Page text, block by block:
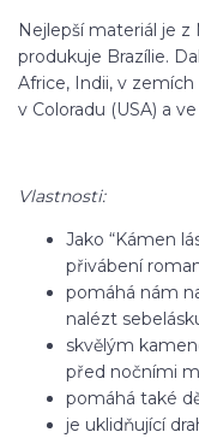
Nejlepší materiál je z
produkuje Brazílie.
Africe, Indii, v
v Coloradu (USA) a
Vlastnosti:
Jako “Kámen
přivábení
pomáhá nám
nalézt
skvělým
před nočními
pomáhá také
je uklidňující